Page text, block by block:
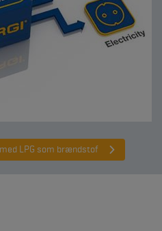
LPG som brændstof